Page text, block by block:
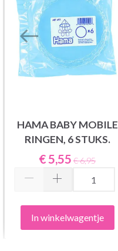
HAMA BABY MOBILE
RINGEN, 6 STUKS.
€ 5,55 € 6,95
In winkelwagentje